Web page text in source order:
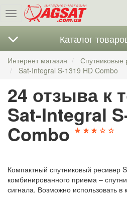
Меню
Каталог
Интернет магазин
Спутниковые
Sat-Integral S-1319 HD Combo
24 отзыва к
Sat-Integral
Combo
Компактный спутниковый ресивер
комбинированного приема –
сигнала. Возможно использовать в